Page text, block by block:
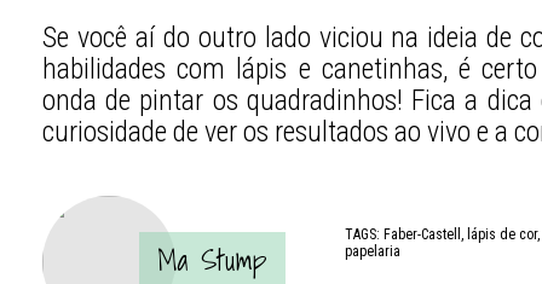
Se você aí do outro lado viciou na ideia de
habilidades com lápis e canetinhas, é
onda de pintar os quadradinhos! Fica a
curiosidade de ver os resultados ao vivo e a
Ma Stump
TAGS: Faber-Castell lápis de cor,
papelaria